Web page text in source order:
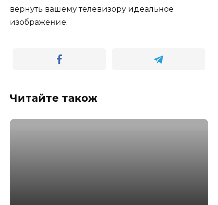
вернуть вашему телевизору идеальное
изображение.
Читайте також